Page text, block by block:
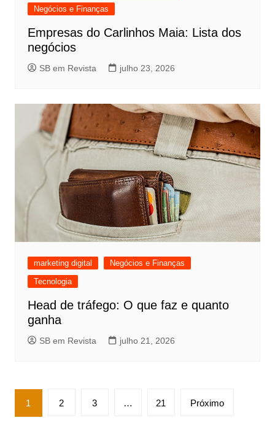
Negócios e Finanças
Empresas do Carlinhos Maia: Lista dos
negócios
SB em Revista julho 23, 2026
marketing digital
Negócios e Finanças
Tecnologia
Head de tráfego: O que faz e quanto
ganha
SB em Revista julho 21, 2026
Paginação
de
1 2 3 … 21 Próximo